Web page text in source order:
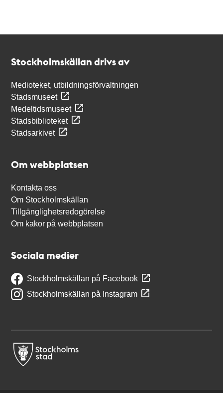
Stockholmskällan drivs av
Medioteket, utbildningsförvaltningen
Stadsmuseet
Medeltidsmuseet
Stadsbiblioteket
Stadsarkivet
Om webbplatsen
Kontakta oss
Om Stockholmskällan
Tillgänglighetsredogörelse
Om kakor på webbplatsen
Sociala medier
Stockholmskällan på Facebook
Stockholmskällan på Instagram